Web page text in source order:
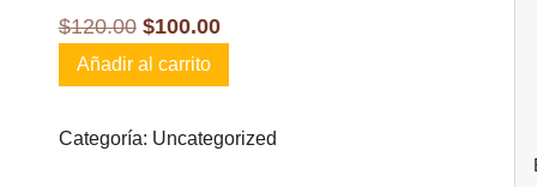
$120.00 El
precio
original
$120.00.
$100.00El
actual
$100.00.
Como
Predicar
HOMILETICA
Añadir al carrito
Categoría: Uncategorized